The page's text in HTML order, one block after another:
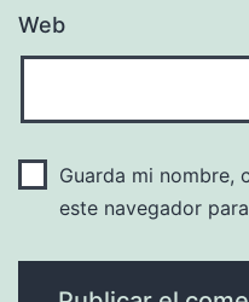
Web
Guarda mi nombre,
este navegador